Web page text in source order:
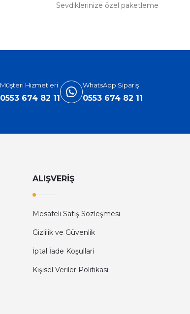
Sevdiklerinize özel paketleme
Müşteri Hizmetleri
0553 674 82 11
WhatsApp Sipariş
0553 674 82 11
ALIŞVERİŞ
Mesafeli Satış Sözleşmesi
Gizlilik ve Güvenlik
İptal İade Koşullari
Kişisel Veriler Politikası